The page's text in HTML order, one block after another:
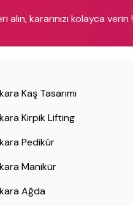
alın, kararınızı kolayca verin !
Kaş Tasarımı
Kirpik Lifting
Pedikür
Manikür
Ağda